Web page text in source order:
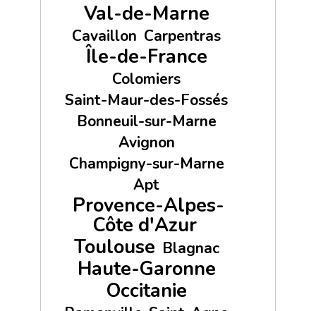
Val-de-Marne
Cavaillon Carpentras
Île-de-France
Colomiers
Saint-Maur-des-Fossés
Bonneuil-sur-Marne
Avignon
Champigny-sur-Marne
Apt
Provence-Alpes-
Côte d'Azur
Toulouse Blagnac
Haute-Garonne
Occitanie